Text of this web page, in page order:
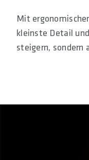
Mit
kleinste Detail
steigern, sondern